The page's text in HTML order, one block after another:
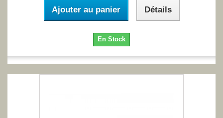
Ajouter au panier Détails
En Stock